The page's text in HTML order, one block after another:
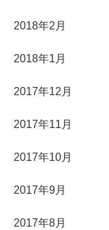
2018年2月
2018年1月
2017年12月
2017年11月
2017年10月
2017年9月
2017年8月